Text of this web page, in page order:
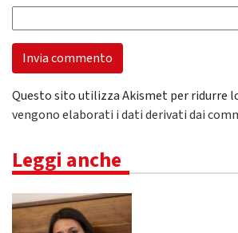
Questo sito utilizza Akismet per ridurre
vengono elaborati i dati derivati dai
Leggi anche